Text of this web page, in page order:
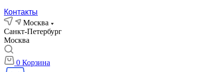
Контакты
Москва
Санкт-Петербург
Москва
0 Корзина